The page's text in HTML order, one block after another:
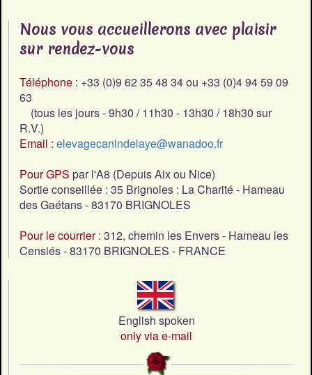
Nous vous accueillerons avec plaisir
sur rendez-vous
Téléphone : +33 (0)9 62 35 48 34 ou +33 (0)4 94 59 09
63
(tous les jours - 9h30 / 11h30 - 13h30 / 18h30 sur
R.V.)
Email : elevagecanindelaye@wanadoo.fr
Pour GPS par l'A8 (Depuis Aix ou Nice)
Sortie conseillée : 35 Brignoles : La Charité - Hameau
des Gaétans - 83170 BRIGNOLES
Pour le courrier: 312, chemin les Envers - Hameau les
Censiés - 83170 BRIGNOLES - FRANCE
English spoken
only via e-mail